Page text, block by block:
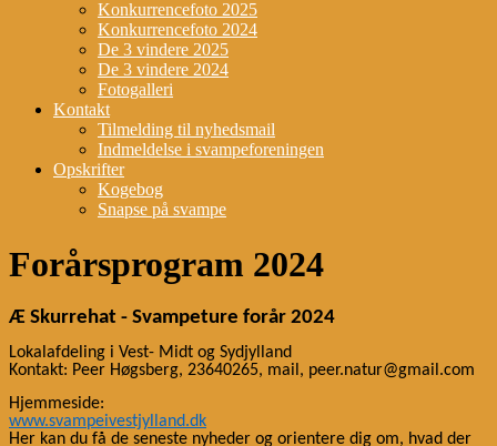
Konkurrencefoto 2025
Konkurrencefoto 2024
De 3 vindere 2025
De 3 vindere 2024
Fotogalleri
Kontakt
Tilmelding til nyhedsmail
Indmeldelse i svampeforeningen
Opskrifter
Kogebog
Snapse på svampe
Forårsprogram 2024
Æ Skurrehat - Svampeture forår 2024
Lokalafdeling i Vest- Midt og Sydjylland
Kontakt: Peer Høgsberg, 23640265, mail, peer.natur@gmail.com
Hjemmeside:
www.svampeivestjylland.dk
Her kan du få de seneste nyheder og orientere dig om, hvad der